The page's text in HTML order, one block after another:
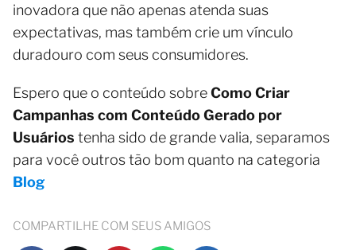
inovadora que não apenas atenda suas
expectativas, mas também crie um vínculo
duradouro com seus consumidores.
Espero que o conteúdo sobreComo Criar
Campanhas com Conteúdo Gerado por
Usuários tenha sido de grande valia, separamos
para você outros tão bom quanto na categoria
Blog
COMPARTILHE COM SEUS AMIGOS